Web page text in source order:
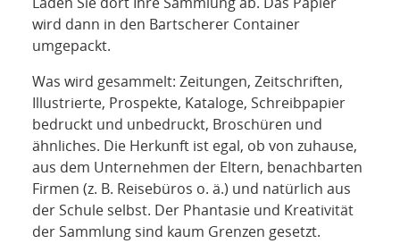
wird dann in den Bartscherer Container
umgepackt.
Was wird gesammelt: Zeitungen, Zeitschriften,
Illustrierte, Prospekte, Kataloge, Schreibpapier
bedruckt und unbedruckt, Broschüren und
ähnliches. Die Herkunft ist egal, ob von zuhause,
aus dem Unternehmen der Eltern, benachbarten
Firmen (z. B. Reisebüros o. ä.) und natürlich aus
der Schule selbst. Der Phantasie und Kreativität
der Sammlung sind kaum Grenzen gesetzt.